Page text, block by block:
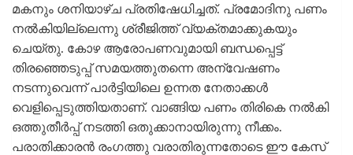
മകനും ശനിയാഴ്ച പ്രതിഷേധിച്ചത്. പ്രമോദിനു പണം
നൽകിയില്ലെന്നു ശ്രീജിത്ത് വ്യക്തമാക്കുകയും
ചെയ്തു. കോഴ ആരോപണവുമായി ബന്ധപ്പെട്ട്
തിരഞ്ഞെടുപ്പ് സമയത്തുതന്നെ അന്വേഷണം
നടന്നുവെന്ന് പാർട്ടിയിലെ ഉന്നത നേതാക്കൾ
വെളിപ്പെടുത്തിയതാണ്. വാങ്ങിയ പണം തിരികെ നൽകി
ഒത്തുതീർപ്പ് നടത്തി ഒതുക്കാനായിരുന്നു നീക്കം.
പരാതിക്കാരൻ രംഗത്തു വരാതിരുന്നതോടെ ഈ കേസ്